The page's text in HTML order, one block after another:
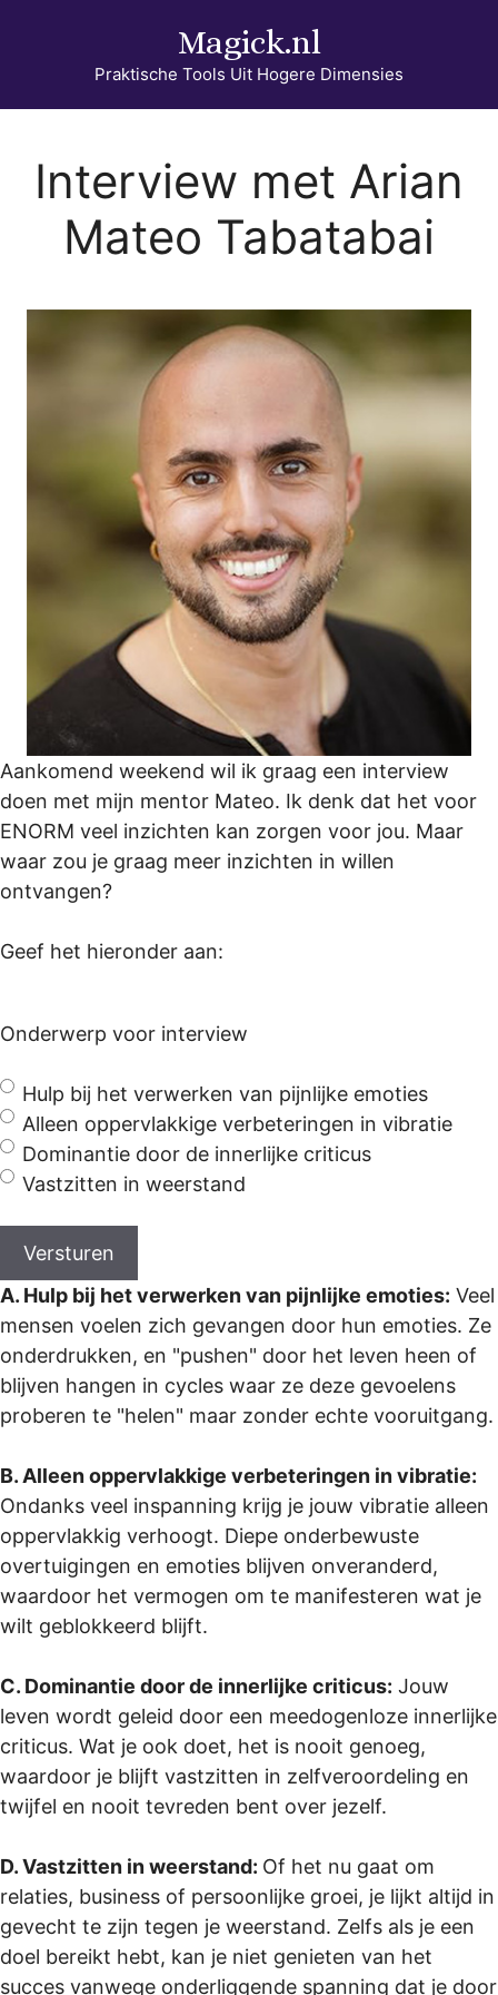
inhoud
Magick.nl
Praktische Tools Uit Hogere Dimensies
Interview met Arian
Mateo Tabatabai
Aankomend weekend wil ik graag een interview
doen met mijn mentor Mateo. Ik denk dat het voor
ENORM veel inzichten kan zorgen voor jou. Maar
waar zou je graag meer inzichten in willen
ontvangen?
Geef het hieronder aan:
Onderwerp voor interview
Hulp bij het verwerken van pijnlijke emoties
Alleen oppervlakkige verbeteringen in vibratie
Dominantie door de innerlijke criticus
Vastzitten in weerstand
A. Hulp bij het verwerken van pijnlijke emoties: Veel
mensen voelen zich gevangen door hun emoties. Ze
onderdrukken, en "pushen" door het leven heen of
blijven hangen in cycles waar ze deze gevoelens
proberen te "helen" maar zonder echte vooruitgang.
B. Alleen oppervlakkige verbeteringen in vibratie:
Ondanks veel inspanning krijg je jouw vibratie alleen
oppervlakkig verhoogt. Diepe onderbewuste
overtuigingen en emoties blijven onveranderd,
waardoor het vermogen om te manifesteren wat je
wilt geblokkeerd blijft.
C. Dominantie door de innerlijke criticus: Jouw
leven wordt geleid door een meedogenloze innerlijke
criticus. Wat je ook doet, het is nooit genoeg,
waardoor je blijft vastzitten in zelfveroordeling en
twijfel en nooit tevreden bent over jezelf.
D. Vastzitten in weerstand: Of het nu gaat om
relaties, business of persoonlijke groei, je lijkt altijd in
gevecht te zijn tegen je weerstand. Zelfs als je een
doel bereikt hebt, kan je niet genieten van het
succes vanwege onderliggende spanning dat je door